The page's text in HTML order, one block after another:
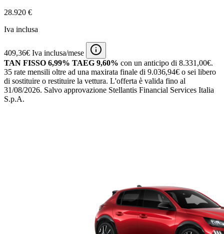
28.920 €
Iva inclusa
409,36€ Iva inclusa/mese
TAN FISSO 6,99% TAEG 9,60% con un anticipo di 8.331,00€.
35 rate mensili oltre ad una maxirata finale di 9.036,94€ o sei libero
di sostituire o restituire la vettura. L'offerta è valida fino al
31/08/2026. Salvo approvazione Stellantis Financial Services Italia
S.p.A.